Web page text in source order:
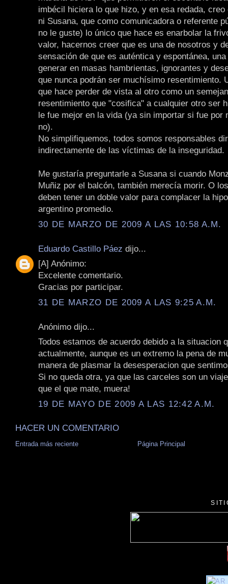
imbécil hiciera lo que hizo, y en esa redada,
ni Susana, que como comunicadora o referente
no le guste) lo único que hace es enarbolar la
valor, hacernos creer que es una de nosotros y
sensación de que es auténtica y espontánea,
generar en masas hambrientas, ignorantes y
que nunca podrán ser muchísimo resentimiento.
que hace perder de vista al otro como un
resentimiento que "cosifica" a cualquier otro ser
le fue mejor en la vida (ya sin importar si fue por
no).
No simplifiquemos, todos somos responsables
indirectamente de las víctimas de la inseguridad.
Me gustaría preguntarle a Susana si cuando
Muñiz por el balcón, también merecía morir. O
deben tener un doble valor para complacer la
argentino promedio.
30 DE MARZO DE 2009 A LAS 10:58 A.M.
Eduardo Castillo Páez dijo...
[A] Anónimo:
Excelente comentario.
Gracias por participar.
31 DE MARZO DE 2009 A LAS 9:25 A.M.
Anónimo dijo...
Todos estamos de acuerdo debido a la situacion
actualmente, aunque es un extremo la pena de
manera de plasmar la desesperacion que
Si no queda otra, ya que las carceles son un
que el que mate, muera!
19 DE MAYO DE 2009 A LAS 12:42 A.M.
HACER UN COMENTARIO
Entrada más reciente Página Principal